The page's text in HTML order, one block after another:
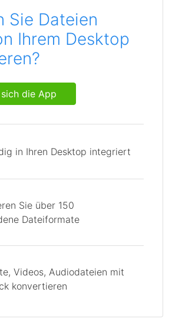
Sie Dateien
Ihrem Desktop
die App
in Ihren Desktop integriert
Sie über 150
Dateiformate
Videos, Audiodateien mit
konvertieren